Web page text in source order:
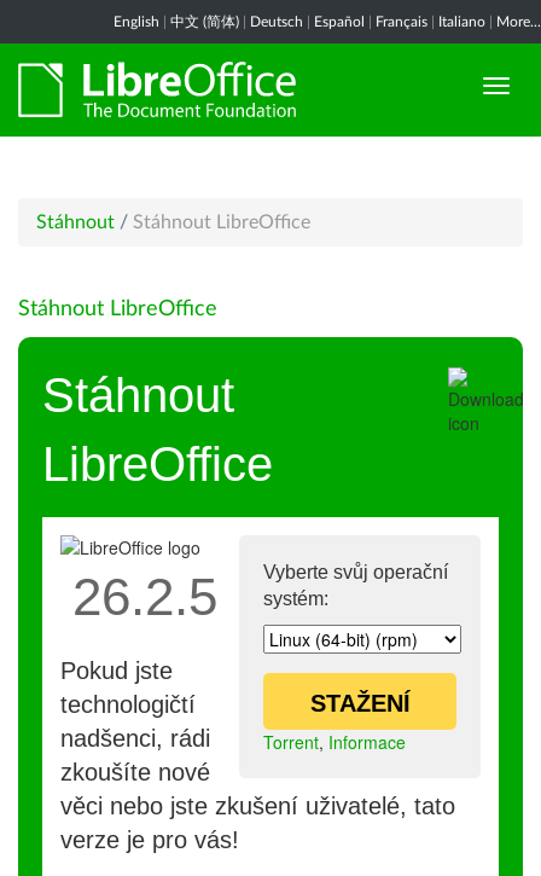
English 中文 (简体) Deutsch Español Français Italiano More...
Stáhnout / Stáhnout LibreOffice
Stáhnout LibreOffice
Stáhnout
LibreOffice
Vyberte svůj operační
systém:
STAŽENÍ
Torrent, Informace
26.2.5
Pokud jste
technologičtí
nadšenci, rádi
zkoušíte nové
věci nebo jste zkušení uživatelé, tato
verze je pro vás!